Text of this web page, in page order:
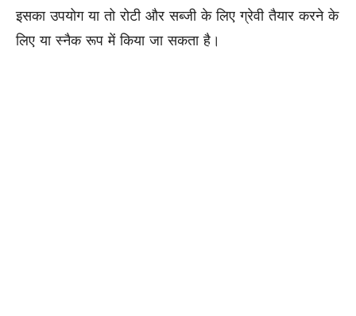
इसका उपयोग या तो रोटी और सब्जी के लिए ग्रेवी तैयार करने के
लिए या स्नैक रूप में किया जा सकता है।